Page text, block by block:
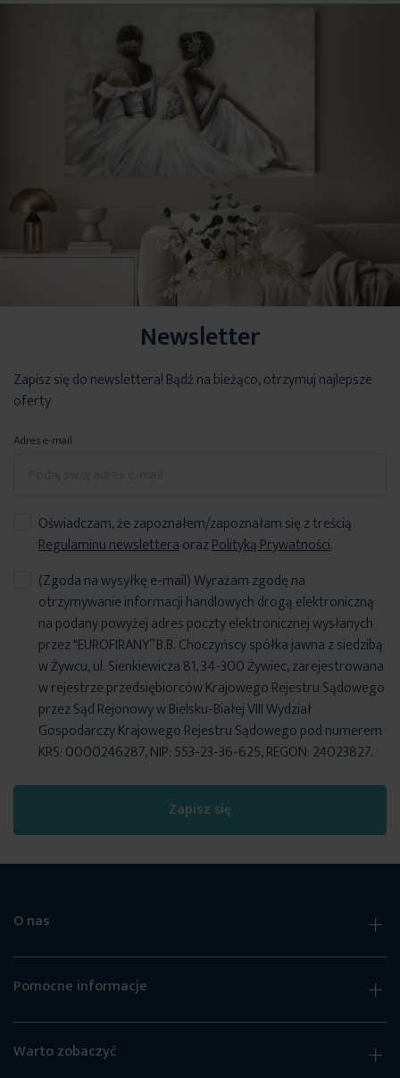
Newsletter
Zapisz się do newslettera! Bądź na bieżąco, otrzymuj najlepsze
oferty
Adres e-mail
Oświadczam, że zapoznałem/zapoznałam się z treścią
Regulaminu newsletteraorazPolityką Prywatności.
Zapisz się
(Zgoda na wysyłkę e-mail) Wyrażam zgodę na
otrzymywanie informacji handlowych drogą elektroniczną
na podany powyżej adres poczty elektronicznej wysłanych
przez "EUROFIRANY” B.B. Choczyńscy spółka jawna z siedzibą
w Żywcu, ul. Sienkiewicza 81, 34-300 Żywiec, zarejestrowana
w rejestrze przedsiębiorców Krajowego Rejestru Sądowego
przez Sąd Rejonowy w Bielsku-Białej VIII Wydział
Gospodarczy Krajowego Rejestru Sądowego pod numerem
KRS: 0000246287, NIP: 553-23-36-625, REGON: 24023827.
O nas
Pomocne informacje
Warto zobaczyć